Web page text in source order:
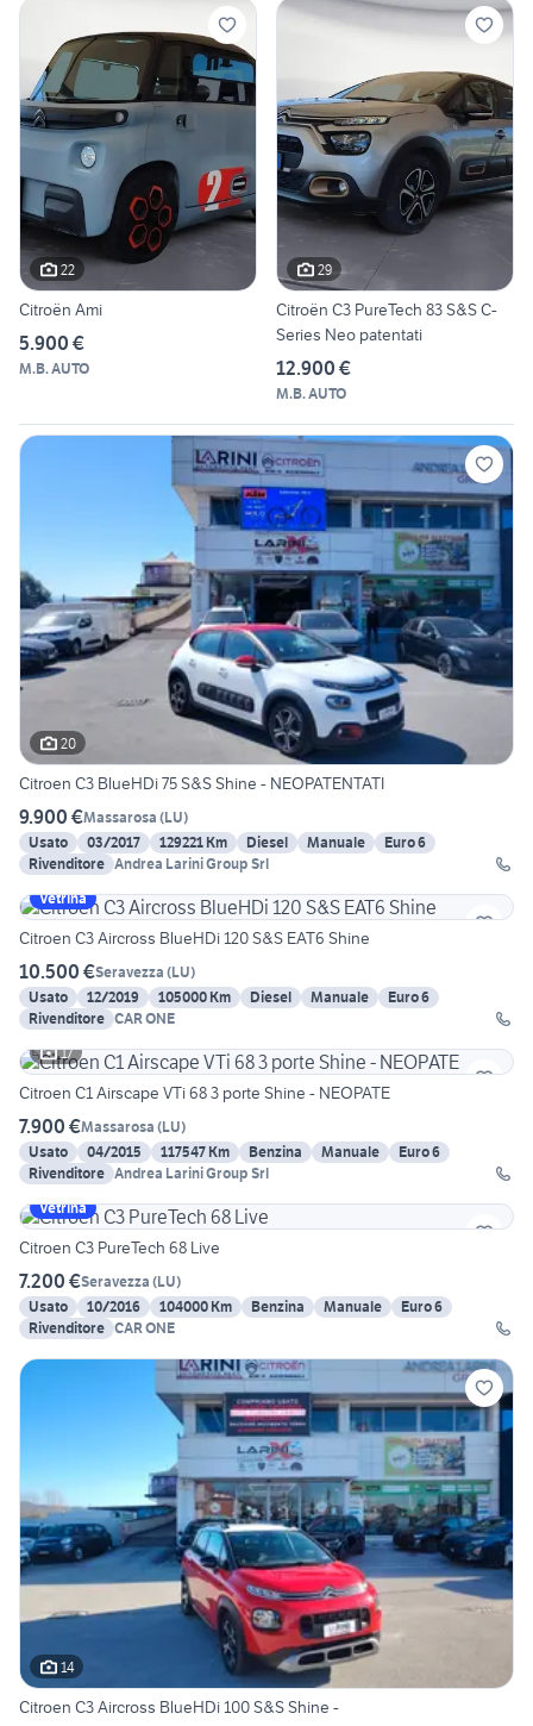
22
Citroën Ami
5.900 €
M.B. AUTO
29
Citroën C3 PureTech 83 S&S C-
Series Neo patentati
12.900 €
M.B. AUTO
20
Citroen C3 BlueHDi 75 S&S Shine - NEOPATENTATI
9.900 €Massarosa (LU)
Usato
03/2017 129221 Km Diesel Manuale
Euro 6
Rivenditore Andrea Larini Group Srl
Vetrina
Citroen C3 Aircross BlueHDi 120 S&S EAT6 Shine
10.500 €Seravezza (LU)
Usato
12/2019 105000 Km Diesel Manuale
Euro 6
Rivenditore CAR ONE
17
Citroen C1 Airscape VTi 68 3 porte Shine - NEOPATE
7.900 €Massarosa (LU)
Usato
04/2015 117547 Km Benzina Manuale
Euro 6
Rivenditore Andrea Larini Group Srl
Vetrina
Citroen C3 PureTech 68 Live
7.200 €Seravezza (LU)
Usato
10/2016 104000 Km Benzina Manuale
Euro 6
Rivenditore CAR ONE
14
Citroen C3 Aircross BlueHDi 100 S&S Shine -